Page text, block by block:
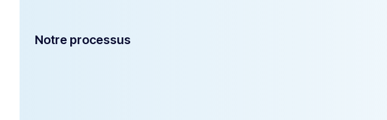
Notre processus